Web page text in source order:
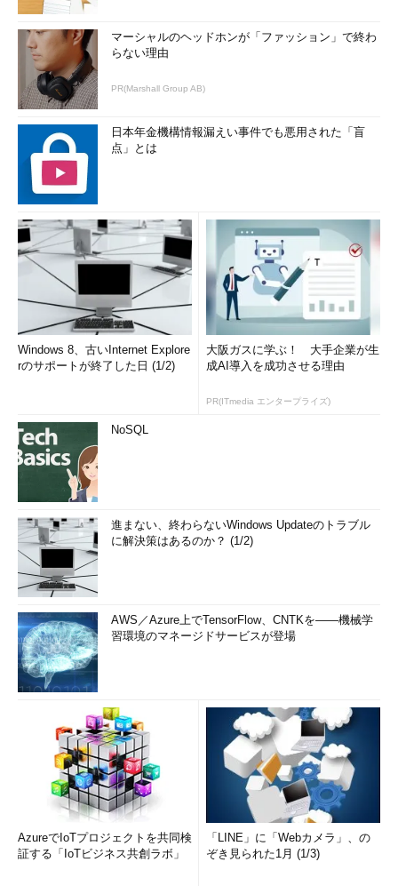
マーシャルのヘッドホンが「ファッション」で終わ
らない理由
PR(Marshall Group AB)
日本年金機構情報漏えい事件でも悪用された「盲
点」とは
Windows 8、古いInternet Explore
rのサポートが終了した日 (1/2)
大阪ガスに学ぶ！ 大手企業が生
成AI導入を成功させる理由
PR(ITmedia エンタープライズ)
NoSQL
進まない、終わらないWindows Updateのトラブル
に解決策はあるのか？ (1/2)
AWS／Azure上でTensorFlow、CNTKを――機械学
習環境のマネージドサービスが登場
AzureでIoTプロジェクトを共同検
証する「IoTビジネス共創ラボ」
「LINE」に「Webカメラ」、の
ぞき見られた1月 (1/3)